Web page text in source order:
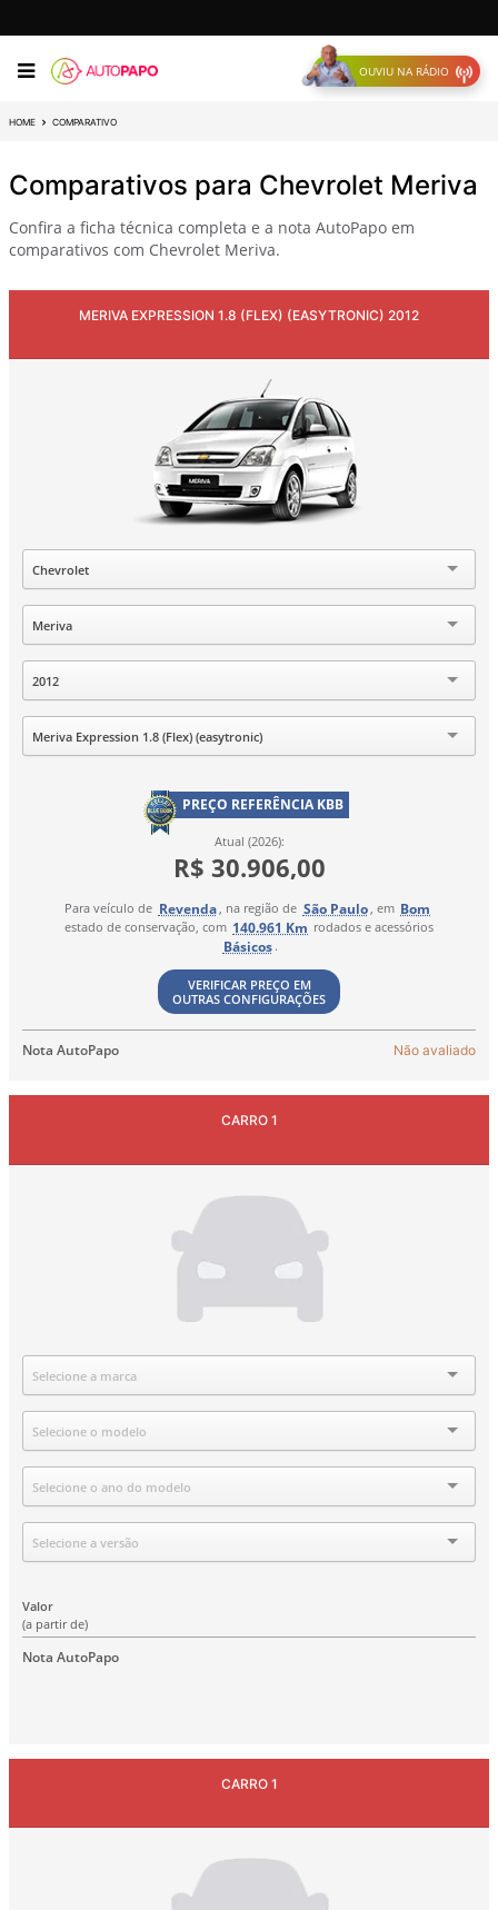
OUVIU NA RÁDIO
HOME COMPARATIVO
Comparativos para Chevrolet Meriva
Confira a ficha técnica completa e a nota AutoPapo em
comparativos com Chevrolet Meriva.
MERIVA EXPRESSION 1.8 (FLEX) (EASYTRONIC) 2012
Marca
Chevrolet
Modelo
Meriva
Ano
2012
Versão
Meriva Expression 1.8 (Flex) (easytronic)
PREÇO REFERÊNCIA KBB
Atual (2026):
R$ 30.906,00
Para veículo de Revenda, na região de São Paulo, em Bom
estado de conservação, com 140.961 Km rodados e acessórios
Básicos .
VERIFICAR PREÇO EM
OUTRAS CONFIGURAÇÕES
Nota AutoPapo Não avaliado
CARRO 1
Marca
Selecione a marca
Modelo
Selecione o modelo
Ano
Selecione o ano do modelo
Versão
Selecione a versão
Valor
(a partir de)
Nota AutoPapo
CARRO 1